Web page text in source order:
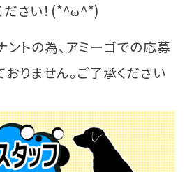
ださい！(*^ω^*)
トの為、アミーゴでの応募
りません。ご了承ください